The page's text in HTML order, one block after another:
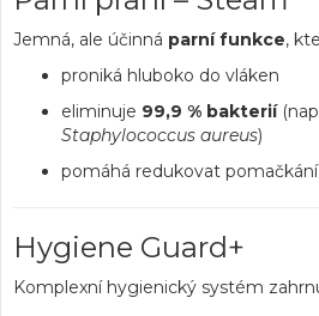
Jemná, ale účinná parní funkce,
proniká hluboko do vláken
eliminuje 99,9 % bakterií
Staphylococcus aureus)
pomáhá redukovat pomačkání
Hygiene Guard+
Komplexní hygienický systém